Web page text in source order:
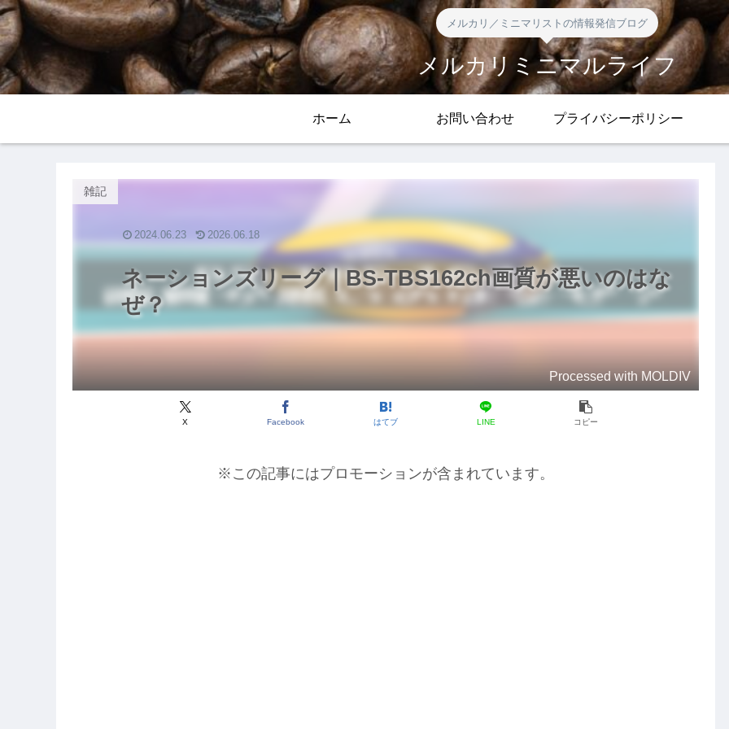
メルカリ／ミニマリストの情報発信ブログ
メルカリミニマルライフ
ホーム お問い合わせ プライバシーポリシー
ネーションズリーグ｜BS-TBS162ch画質が悪いのはな
ぜ？
雑記
Processed with MOLDIV
X Facebook はてブ LINE コピー
2024.06.23 2026.06.18
※この記事にはプロモーションが含まれています。